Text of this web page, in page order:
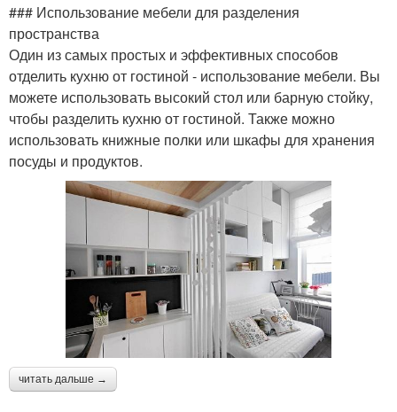
### Использование мебели для разделения
пространства
Один из самых простых и эффективных способов
отделить кухню от гостиной - использование мебели. Вы
можете использовать высокий стол или барную стойку,
чтобы разделить кухню от гостиной. Также можно
использовать книжные полки или шкафы для хранения
посуды и продуктов.
читать дальше →